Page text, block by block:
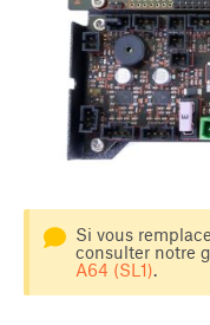
Si vous
consulter notre
A64 (SL1).